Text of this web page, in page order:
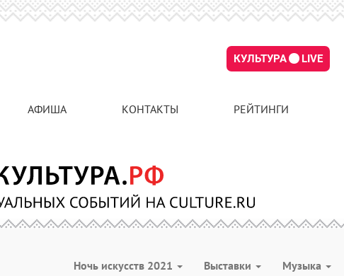
КУЛЬТУРА LIVE
АФИША КОНТАКТЫ РЕЙТИНГИ
Ночь искусств 2021 Выставки Музыка